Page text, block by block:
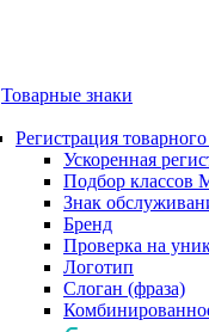
Товарные знаки
Регистрация товарного
Ускоренная
Подбор
Знак
Бренд
Проверка на
Логотип
Слоган (фраза)